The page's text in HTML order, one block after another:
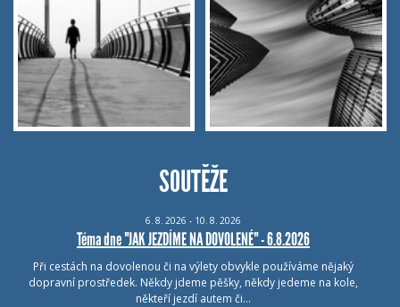
SOUTĚŽE
6. 8. 2026 - 10. 8. 2026
Téma dne "JAK JEZDÍME NA DOVOLENÉ" - 6.8.2026
Při cestách na dovolenou či na výlety obvykle používáme nějaký
dopravní prostředek. Někdy jdeme pěšky, někdy jedeme na kole,
někteří jezdí autem či…